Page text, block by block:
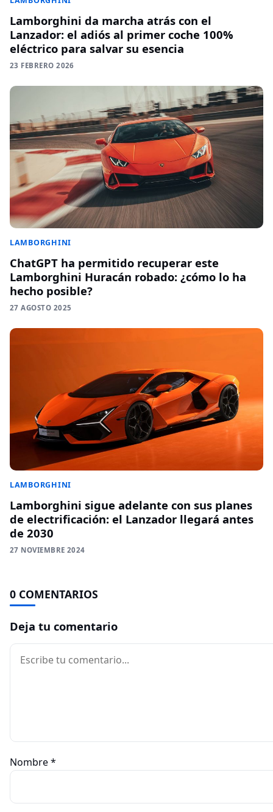
Lamborghini da marcha atrás con el
Lanzador: el adiós al primer coche 100%
eléctrico para salvar su esencia
23 FEBRERO 2026
LAMBORGHINI
ChatGPT ha permitido recuperar este
Lamborghini Huracán robado: ¿cómo lo ha
hecho posible?
27 AGOSTO 2025
LAMBORGHINI
Lamborghini sigue adelante con sus planes
de electrificación: el Lanzador llegará antes
de 2030
27 NOVIEMBRE 2024
0 COMENTARIOS
Deja tu comentario
Comentario
Nombre*